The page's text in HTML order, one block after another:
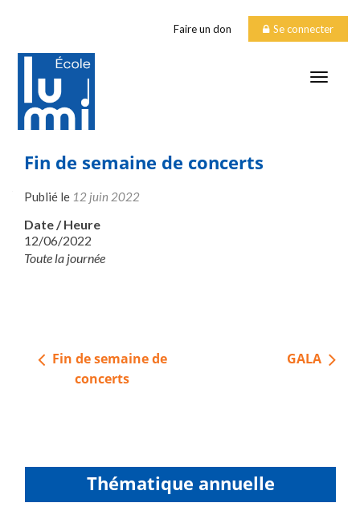
Faire un don Se connecter
Fin de semaine de concerts
Publié le 12 juin 2022
Date / Heure
12/06/2022
Toute la journée
Navigation
Fin de semaine de
concerts
GALA
Thématique annuelle